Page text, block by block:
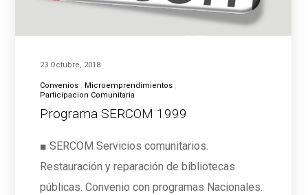
23 Octubre, 2018
Convenios
Microemprendimientos
Participacion Comunitaria
Programa SERCOM 1999
■ SERCOM Servicios comunitarios.
Restauración y reparación de bibliotecas
públicas. Convenio con programas Nacionales.